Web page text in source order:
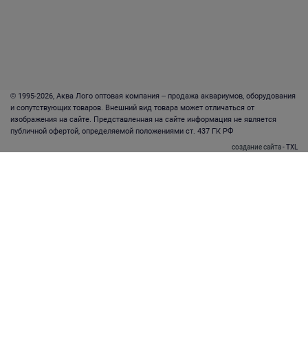
© 1995-2026, Аква Лого оптовая компания – продажа аквариумов, оборудования
и сопутствующих товаров. Внешний вид товара может отличаться от
изображения на сайте. Представленная на сайте информация не является
публичной офертой, определяемой положениями ст. 437 ГК РФ
создание сайта- TXL